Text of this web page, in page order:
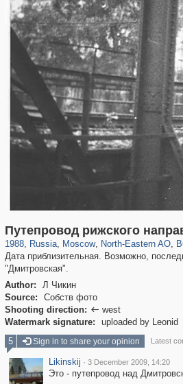
Путепровод рижского
1988, Russia
1,405,796 29,243
, Moscow
319,716 8,286
, North-Eastern AO
24,485 250
,
Дата приблизительная. Возможно,
"Дмитровская".
Author:
Л Чикин
Source:
Собств фото
Shooting direction:  west
Watermark signature:
uploaded by Leonid
5 Sign in to share your opinion Latest
Likinskij · 3 December 2009, 14:20
Это - путепровод над